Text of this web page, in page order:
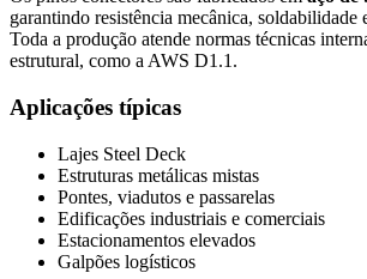
garantindo resistência mecânica, soldabilidade
Toda a produção atende normas técnicas
estrutural, como a AWS D1.1.
Aplicações típicas
Lajes Steel Deck
Estruturas metálicas mistas
Pontes, viadutos e passarelas
Edificações industriais e comerciais
Estacionamentos elevados
Galpões logísticos